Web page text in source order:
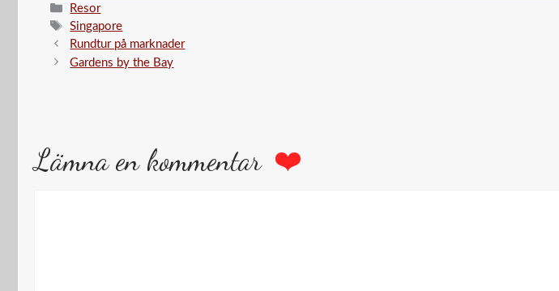
Kategorier
Resor
Etiketter
Singapore
Rundtur på marknader
Gardens by the Bay
Lämna en kommentar